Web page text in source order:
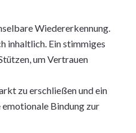
Wiedererkennung.
inhaltlich. Ein stimmiges
um Vertrauen
zu erschließen und ein
Bindung zur